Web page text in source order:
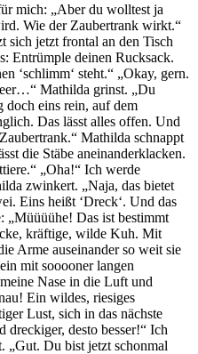
mich: „Aber du wolltest ja
Wie der Zaubertrank wirkt.“
sich jetzt frontal an den Tisch
Entrümple deinen Rucksack.
‘schlimm‘ steht.“ „Okay, gern.
Mathilda grinst. „Du
doch eins rein, auf dem
Das lässt alles offen. Und
Mathilda schnappt
die Stäbe aneinanderklacken.
„Oha!“ Ich werde
zwinkert. „Naja, das bietet
Eins heißt ‘Dreck‘. Und das
Das ist bestimmt
kräftige, wilde Kuh. Mit
Arme auseinander so weit sie
mit sooooner langen
Nase in die Luft und
Ein wildes, riesiges
Lust, sich in das nächste
dreckiger, desto besser!“ Ich
„Gut. Du bist jetzt schonmal